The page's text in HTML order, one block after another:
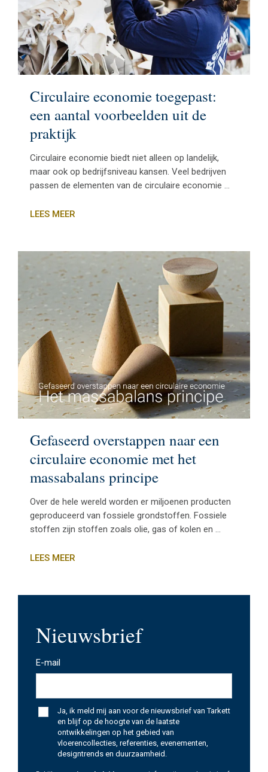
Circulaire economie toegepast:
een aantal voorbeelden uit de
praktijk
Circulaire economie biedt niet alleen op landelijk,
maar ook op bedrijfsniveau kansen. Veel bedrijven
passen de elementen van de circulaire economie ...
LEES MEER
Gefaseerd overstappen naar een
circulaire economie met het
massabalans principe
Over de hele wereld worden er miljoenen producten
geproduceerd van fossiele grondstoffen. Fossiele
stoffen zijn stoffen zoals olie, gas of kolen en ...
LEES MEER
Nieuwsbrief
E-mail
Ja, ik meld mij aan voor de nieuwsbrief van Tarkett
en blijf op de hoogte van de laatste
ontwikkelingen op het gebied van
vloerencollecties, referenties, evenementen,
designtrends en duurzaamheid.